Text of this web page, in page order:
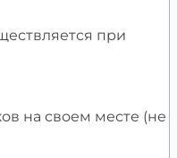
при
на своем месте (не